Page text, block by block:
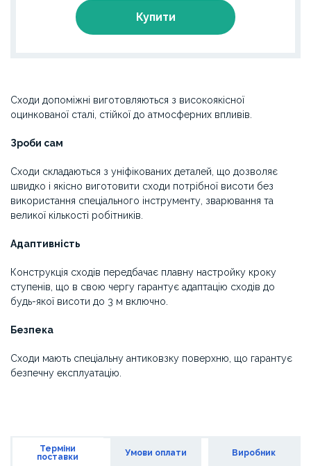
Купити
Сходи допоміжні виготовляються з високоякісної
оцинкованої сталі, стійкої до атмосферних впливів.
Зроби сам
Сходи складаються з уніфікованих деталей, що дозволяє
швидко і якісно виготовити сходи потрібної висоти без
використання спеціального інструменту, зварювання та
великої кількості робітників.
Адаптивність
Конструкція сходів передбачає плавну настройку кроку
ступенів, що в свою чергу гарантує адаптацію сходів до
будь-якої висоти до 3 м включно.
Безпека
Сходи мають спеціальну антиковзку поверхню, що гарантує
безпечну експлуатацію.
Терміни
поставки
Умови оплати Виробник